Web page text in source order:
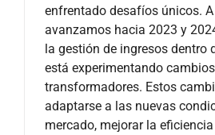
enfrentado desafíos únicos.
avanzamos hacia 2023 y
la gestión de ingresos dentro
está experimentando cambios
transformadores. Estos
adaptarse a las nuevas
mercado, mejorar la